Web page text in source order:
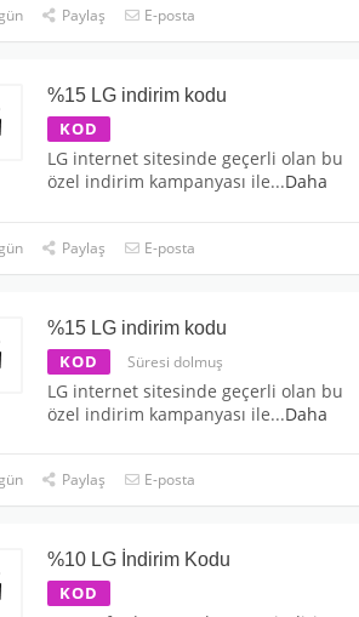
Paylaş E-posta
%15 LG indirim kodu
KOD
LG internet sitesinde geçerli olan bu
özel indirim kampanyası ile...Daha
Paylaş E-posta
%15 LG indirim kodu
KOD Süresi dolmuş
LG internet sitesinde geçerli olan bu
özel indirim kampanyası ile...Daha
Paylaş E-posta
%10 LG İndirim Kodu
KOD